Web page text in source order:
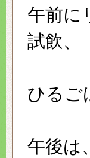
午前に
試飲、
ひるご
午後は